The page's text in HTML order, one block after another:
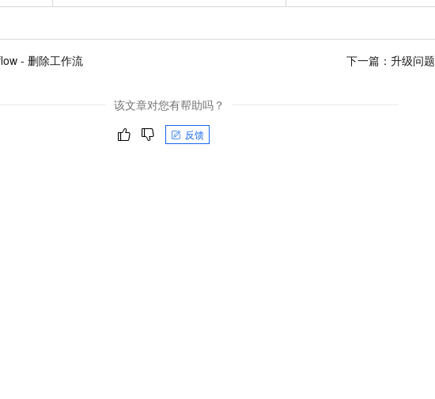
- 删除工作流 下一篇： 升级问题
该文章对您有帮助吗？
反馈